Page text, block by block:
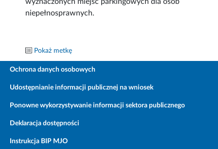
niepełnosprawnych.
Pokaż metkę
Ochrona danych osobowych
Udostępnianie informacji publicznej na wniosek
Ponowne wykorzystywanie informacji sektora publicznego
Deklaracja dostępności
Instrukcja BIP MJO